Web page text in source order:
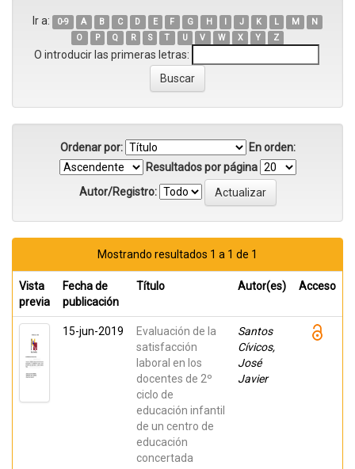
Ir a: 0-9 A B C D E F G H I J K L M
N
O
P Q R S T U V W X Y Z
O introducir las primeras letras:
Ordenar por:
En orden:
Resultados por página
Autor/Registro:
Mostrando resultados 1 a 1 de 1
Vista
previa
Fecha de
publicación
Título Autor(es) Acceso
15-jun-2019
Evaluación de la
satisfacción
laboral en los
docentes de 2º
ciclo de
educación infantil
de un centro de
educación
concertada
Santos
Cívicos,
José
Javier